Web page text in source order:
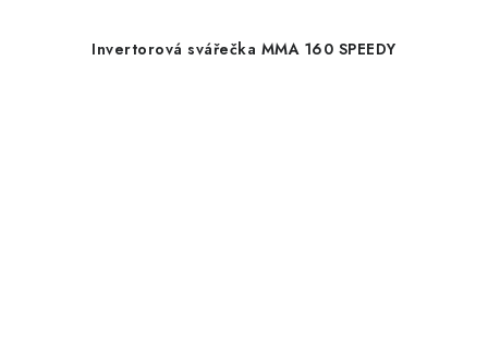
Invertorová svářečka MMA 160 SPEEDY